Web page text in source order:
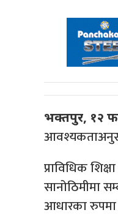
भक्तपुर, १२
प्राविधिक
सानोठिमीमा
आधारका रुपमा